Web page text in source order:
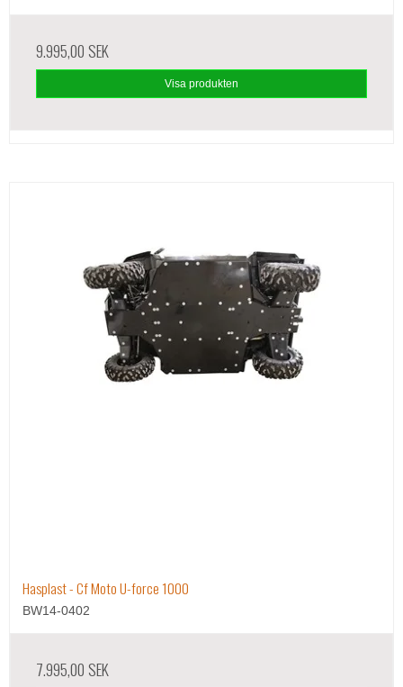
9.995,00 SEK
Visa produkten
Hasplast - Cf Moto U-force 1000
BW14-0402
7.995,00 SEK